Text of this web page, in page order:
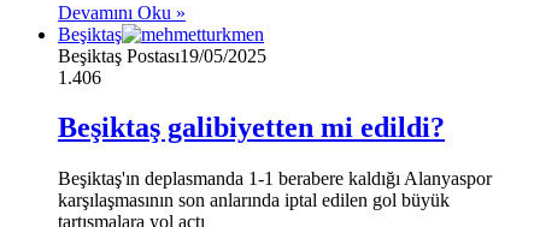
Devamını Oku »
Beşiktaş
Beşiktaş Postası19/05/2025
1.406
Beşiktaş galibiyetten mi edildi?
Beşiktaş'ın deplasmanda 1-1 berabere kaldığı Alanyaspor
karşılaşmasının son anlarında iptal edilen gol büyük
tartışmalara yol açtı